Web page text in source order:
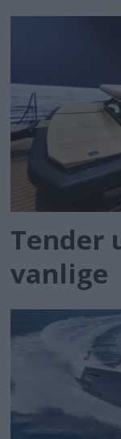
Tender
vanlige